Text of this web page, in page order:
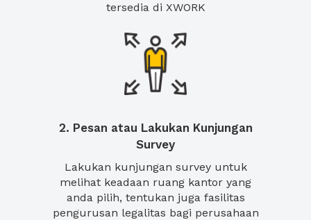
tersedia di XWORK
2. Pesan atau Lakukan Kunjungan
Survey
Lakukan kunjungan survey untuk
melihat keadaan ruang kantor yang
anda pilih, tentukan juga fasilitas
pengurusan legalitas bagi perusahaan